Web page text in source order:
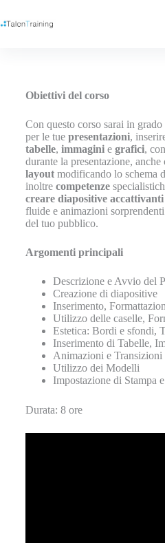
Obiettivi del corso
Con questo corso sarai in
per le tue presentazioni,
tabelle, immaginie grafici,
durante la presentazione,
layoutmodificando lo schema
inoltre competenze
creare diapositive accattivanti
fluide e animazioni
del tuo pubblico.
Argomenti principali
Descrizione e Avvio del
Creazione di diapositive
Inserimento,
Utilizzo delle caselle,
Estetica: Bordi e sfondi,
Inserimento di Tabelle,
Animazioni e Transizioni
Utilizzo dei Modelli
Impostazione di Stampa
Durata: 8 ore